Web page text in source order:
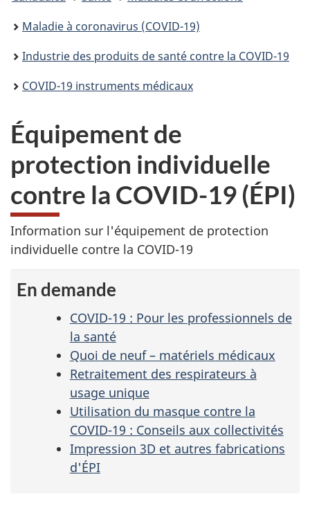
êtes
ici :
Maladie à coronavirus (COVID-19)
Industrie des produits de santé contre la COVID-19
COVID-19 instruments médicaux
Équipement de
protection individuelle
contre la COVID-19 (ÉPI)
Information sur l'équipement de protection
individuelle contre la COVID-19
En demande
COVID-19 : Pour les professionnels de
la santé
Quoi de neuf – matériels médicaux
Retraitement des respirateurs à
usage unique
Utilisation du masque contre la
COVID-19 : Conseils aux collectivités
Impression 3D et autres fabrications
d'ÉPI